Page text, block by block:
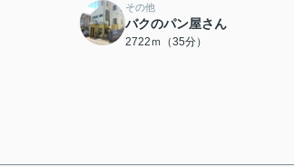
その他
バクのパン屋さん
2722ｍ（35分）